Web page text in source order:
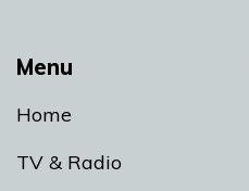
Menu
Home
TV & Radio